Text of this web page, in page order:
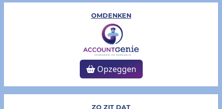
OMDENKEN
Opzeggen
ZO ZIT DAT